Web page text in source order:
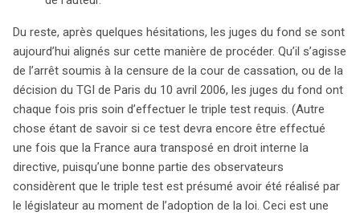
Du reste, après quelques hésitations, les juges du fond se sont
aujourd’hui alignés sur cette manière de procéder. Qu’il s’agisse
de l’arrêt soumis à la censure de la cour de cassation, ou de la
décision du TGI de Paris du 10 avril 2006, les juges du fond ont
chaque fois pris soin d’effectuer le triple test requis. (Autre
chose étant de savoir si ce test devra encore être effectué
une fois que la France aura transposé en droit interne la
directive, puisqu’une bonne partie des observateurs
considèrent que le triple test est présumé avoir été réalisé par
le législateur au moment de l’adoption de la loi. Ceci est une